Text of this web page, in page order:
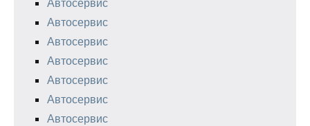
Автосервис
Автосервис
Автосервис
Автосервис
Автосервис
Автосервис